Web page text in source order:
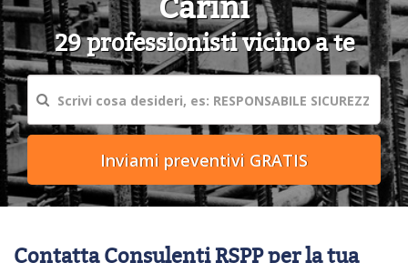
29 professionisti vicino a te
Contatta Consulenti RSPP per la tua